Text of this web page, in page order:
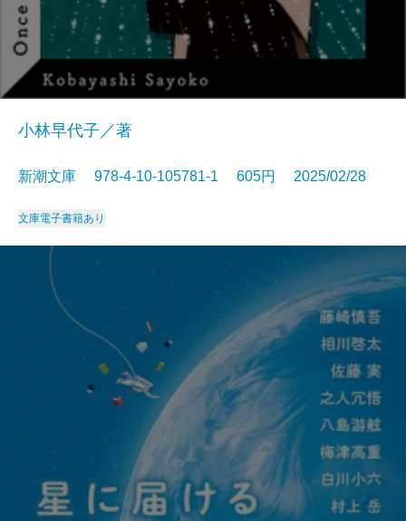
小林早代子／著
新潮文庫 978-4-10-105781-1 605円 2025/02/28
文庫電子書籍あり